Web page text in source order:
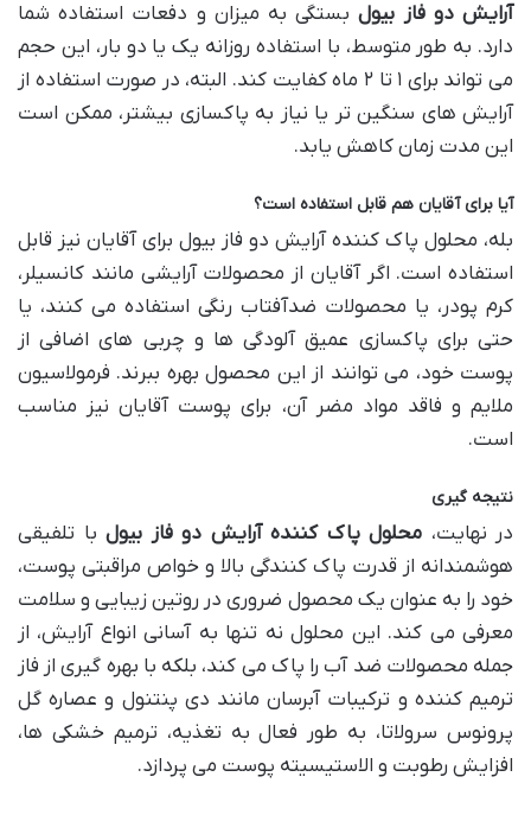
آرایش دو فاز بیولبستگی به میزان و دفعات استفاده شما
دارد. به طور متوسط، با استفاده روزانه یک یا دو بار، این حجم
می تواند برای ۱ تا ۲ ماه کفایت کند. البته، در صورت استفاده از
آرایش های سنگین تر یا نیاز به پاکسازی بیشتر، ممکن است
این مدت زمان کاهش یابد.
آیا برای آقایان هم قابل استفاده است؟
بله، محلول پاک کننده آرایش دو فاز بیول برای آقایان نیز قابل
استفاده است. اگر آقایان از محصولات آرایشی مانند کانسیلر،
کرم پودر، یا محصولات ضدآفتاب رنگی استفاده می کنند، یا
حتی برای پاکسازی عمیق آلودگی ها و چربی های اضافی از
پوست خود، می توانند از این محصول بهره ببرند. فرمولاسیون
ملایم و فاقد مواد مضر آن، برای پوست آقایان نیز مناسب
است.
نتیجه گیری
در نهایت، محلول پاک کننده آرایش دو فاز بیول با تلفیقی
هوشمندانه از قدرت پاک کنندگی بالا و خواص مراقبتی پوست،
خود را به عنوان یک محصول ضروری در روتین زیبایی و سلامت
معرفی می کند. این محلول نه تنها به آسانی انواع آرایش، از
جمله محصولات ضد آب را پاک می کند، بلکه با بهره گیری از فاز
ترمیم کننده و ترکیبات آبرسان مانند دی پنتنول و عصاره گل
پرونوس سرولاتا، به طور فعال به تغذیه، ترمیم خشکی ها،
افزایش رطوبت و الاستیسیته پوست می پردازد.